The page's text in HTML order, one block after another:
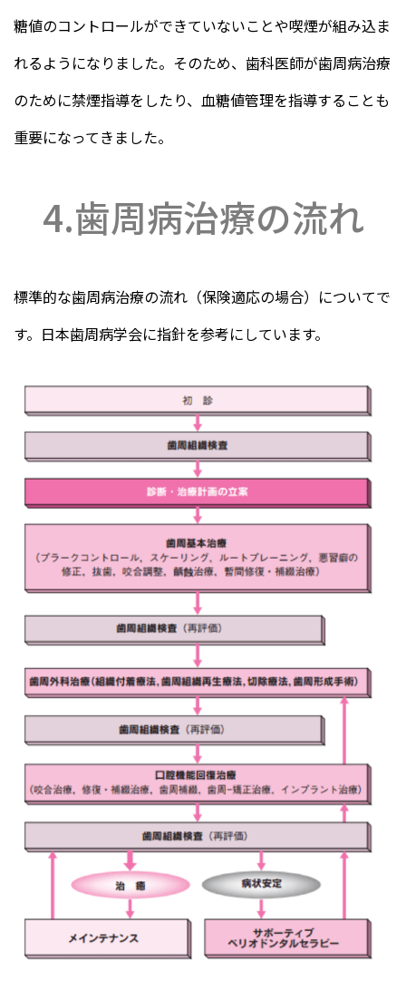
糖値のコントロールができていないことや喫煙が組み込ま
れるようになりました。そのため、歯科医師が歯周病治療
のために禁煙指導をしたり、血糖値管理を指導することも
重要になってきました。
4.歯周病治療の流れ
標準的な歯周病治療の流れ（保険適応の場合）についてで
す。日本歯周病学会に指針を参考にしています。